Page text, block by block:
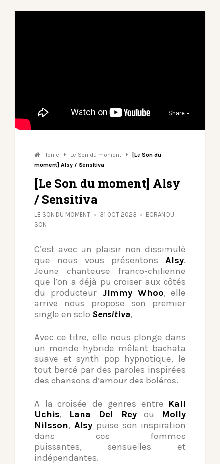
Share
Home Le Son du moment
[Le Son du
moment] Alsy / Sensitiva
[Le Son du moment] Alsy
/ Sensitiva
LE SON DU MOMENT 31 OCT 2023
ECRAN DU
SON
C’est avec un plaisir non dissimulé
que nous vous présentons Alsy.
Jeune chanteuse franco-chilienne
que l’on a déjà pu croiser aux côtés
du producteur Jimmy Whoo, elle
arrive nous propose son premier
single en solo Sensitiva,
Avec ce titre, elle nous plonge dans
un monde hybride mêlant bachata
suave et synth pop hypnotique, le
tout bercé par des paroles inspirées
des chansons d’amour des boléros.
A la croisée de genres entre Kali
Uchis, Lana Del Reyou Molly
Nilsson, Alsypuise son inspiration
dans ces femmes
puissantes, sensuelles et
indépendantes.